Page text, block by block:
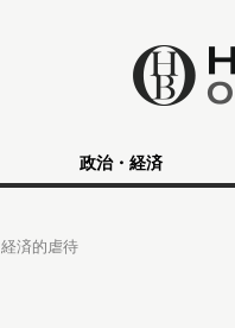
政治・経済
経済的虐待